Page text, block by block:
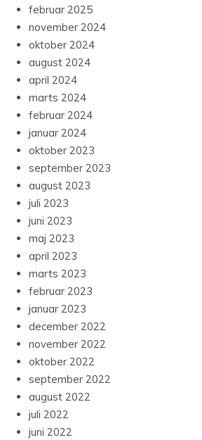
februar 2025
november 2024
oktober 2024
august 2024
april 2024
marts 2024
februar 2024
januar 2024
oktober 2023
september 2023
august 2023
juli 2023
juni 2023
maj 2023
april 2023
marts 2023
februar 2023
januar 2023
december 2022
november 2022
oktober 2022
september 2022
august 2022
juli 2022
juni 2022